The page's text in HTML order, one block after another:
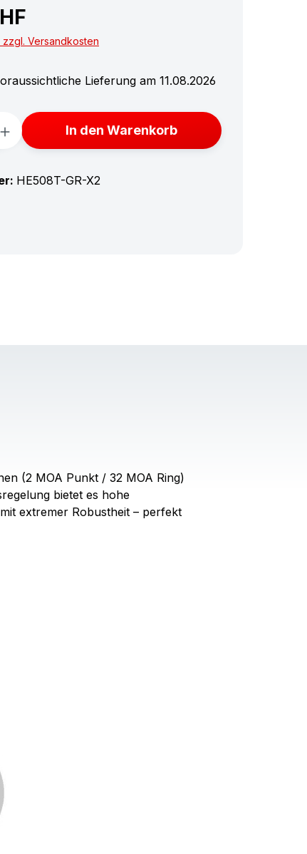
zzgl. Versandkosten
Lieferung am 11.08.2026
Gib den gewünschten Wert
In den Warenkorb
HE508T-GR-X2
(2 MOA Punkt / 32 MOA Ring)
bietet es hohe
extremer Robustheit – perfekt